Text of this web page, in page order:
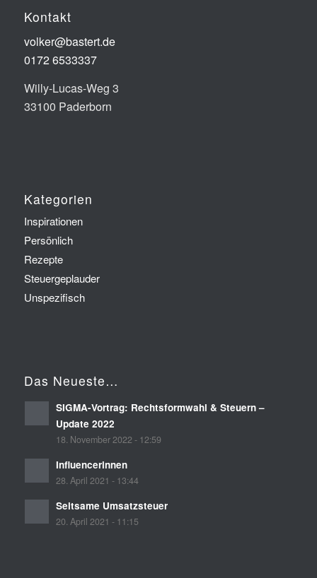
Kontakt
volker@bastert.de
0172 6533337‬
Willy-Lucas-Weg 3
33100 Paderborn
Kategorien
Inspirationen
Persönlich
Rezepte
Steuergeplauder
Unspezifisch
Das Neueste…
SIGMA-Vortrag: Rechtsformwahl & Steuern –
Update 2022
18. November 2022 - 12:59
Influencerinnen
28. April 2021 - 13:44
Seltsame Umsatzsteuer
20. April 2021 - 11:15